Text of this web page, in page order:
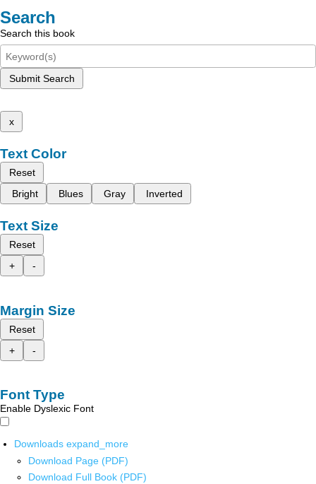
Search
Search this book
Submit Search
x
Text Color
Reset
Bright
Blues Gray Inverted
Text Size
Reset
+
-
Margin Size
Reset
+
-
Font Type
Enable Dyslexic Font
Downloads expand_more
Download Page (PDF)
Download Full Book (PDF)